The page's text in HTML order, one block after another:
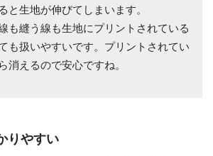
と生地が伸びてしまいます。
も縫う線も生地にプリントされている
も扱いやすいです。プリントされてい
消えるので安心ですね。
りやすい